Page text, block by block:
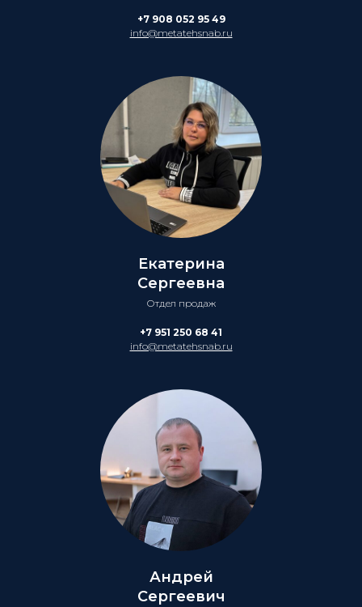
+7 908 052 95 49
info@metatehsnab.ru
Екатерина
Сергеевна
Отдел продаж
+7 951 250 68 41
info@metatehsnab.ru
Андрей
Сергеевич